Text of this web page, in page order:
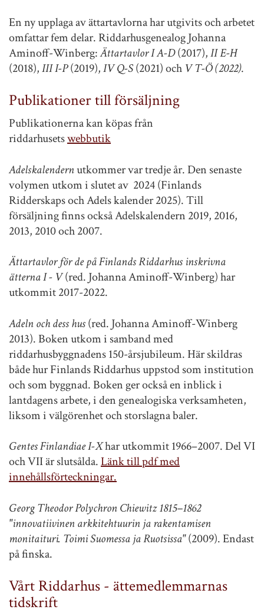
En ny upplaga av ättartavlorna har utgivits och arbetet
omfattar fem delar. Riddarhusgenealog Johanna
Aminoff-Winberg:Ättartavlor I A-D(2017),II E-H
(2018),III I-P(2019),IV Q-S(2021) och V T-Ö (2022).
Publikationer till försäljning
Publikationerna kan köpas från
riddarhusetswebbutik
Adelskalendernutkommer var tredje år. Den senaste
volymen utkom i slutet av 2024 (Finlands
Ridderskaps och Adels kalender 2025). Till
försäljning finns också Adelskalendern 2019, 2016,
2013, 2010 och 2007.
Ättartavlor för de på Finlands Riddarhus inskrivna
ätterna I - V(red. Johanna Aminoff-Winberg) har
utkommit 2017-2022.
Adeln och dess hus(red. Johanna Aminoff-Winberg
2013). Boken utkom i samband med
riddarhusbyggnadens 150-årsjubileum. Här skildras
både hur Finlands Riddarhus uppstod som institution
och som byggnad. Boken ger också en inblick i
lantdagens arbete, i den genealogiska verksamheten,
liksom i välgörenhet och storslagna baler.
Gentes Finlandiae I-Xhar utkommit 1966–2007. Del VI
och VII är slutsålda.Länk till pdf med
innehållsförteckningar.
Georg Theodor Polychron Chiewitz 1815–1862
"innovatiivinen arkkitehtuurin ja rakentamisen
monitaituri. Toimi Suomessa ja Ruotsissa"(2009). Endast
på finska.
Vårt Riddarhus - ättemedlemmarnas
tidskrift